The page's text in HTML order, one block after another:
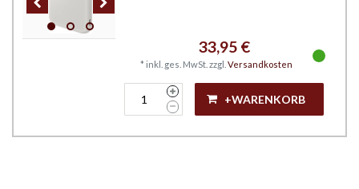
33,95 €
* inkl. ges. MwSt. zzgl. Versandkosten
+WARENKORB